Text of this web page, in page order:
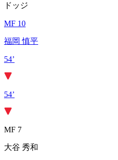
ドッジ
MF 10
福岡 慎平
54’
54’
MF 7
大谷 秀和